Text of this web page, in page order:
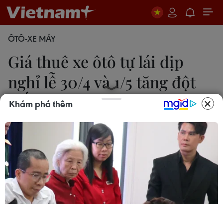
ÔTÔ-XE MÁY
Giá thuê xe ôtô tự lái dịp
nghỉ lễ 30/4 và 1/5 tăng đột
biến
Nam Giang
26/04/2018 03:28
Theo khảo sát của phóng viên các điểm cho thuê
xe tự lái ở Hà Nội, giá thuê xe tự lái trong dịp nghỉ
lễ sắp tới đã tăng từ 30-60% so với ngày thường.
Khám phá thêm